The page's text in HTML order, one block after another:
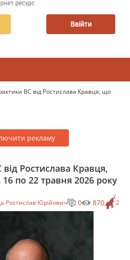
Ввійти
ВС від Ростислава Кравця, що
рекламу
Ростислава Кравця,
по 22 травня 2026 року
Ростислав Юрійович 2
0 870